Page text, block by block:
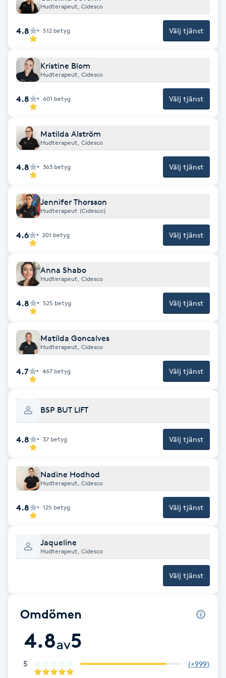
IR-massage
K18
Kemisk peeling
Keratinbehandling
Kinesiologi
Kinesisk medicin
Klangmassage
Klippning
Klippning & Slingor
Klippning ungdom
Koppningsmassage
Kosmetisk tatuering
Kostrådgivning
Kroppsinpackning
Kroppspeeling
Kärlbehandling
Laserbehandling
Lashlift Keratin
Hudterapeut, Cidesco
4.8 512 betyg Välj tjänst
Kristine Blom
Hudterapeut, Cidesco
4.8 601 betyg Välj tjänst
Matilda Alström
Hudterapeut, Cidesco
4.8 363 betyg Välj tjänst
Jennifer Thorsson
Hudterapeut (Cidesco)
4.6 201 betyg Välj tjänst
Anna Shabo
Hudterapeut, Cidesco
4.8 525 betyg Välj tjänst
Matilda Goncalves
Hudterapeut, Cidesco
4.7 467 betyg Välj tjänst
BSP BUT LIFT
4.8 37 betyg Välj tjänst
Nadine Hodhod
Hudterapeut, Cidesco
4.8 125 betyg Välj tjänst
Jaqueline
Hudterapeut, Cidesco
Välj tjänst
Omdömen
4.8av5
5 (+999)